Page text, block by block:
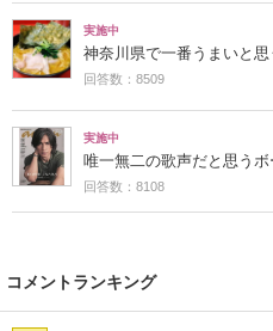
実施中
神奈川県で一番うまいと
回答数：8509
実施中
唯一無二の歌声だと思うボ
回答数：8108
コメントランキング